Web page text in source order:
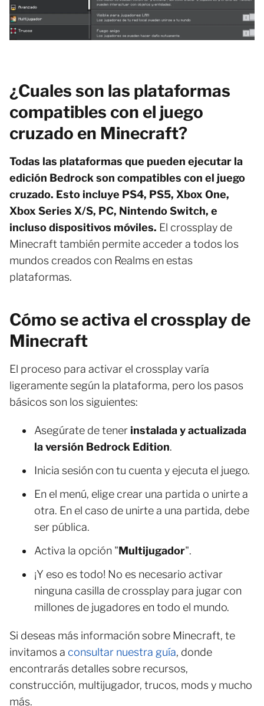
¿Cuales son las plataformas
compatibles con el juego
cruzado en Minecraft?
Todas las plataformas que pueden ejecutar la
edición Bedrock son compatibles con el juego
cruzado. Esto incluye PS4, PS5, Xbox One,
Xbox Series X/S, PC, Nintendo Switch, e
incluso dispositivos móviles. El crossplay de
Minecraft también permite acceder a todos los
mundos creados con Realms en estas
plataformas.
Cómo se activa el crossplay de
Minecraft
El proceso para activar el crossplay varía
ligeramente según la plataforma, pero los pasos
básicos son los siguientes:
Asegúrate de tener instalada y actualizada
la versión Bedrock Edition.
Inicia sesión con tu cuenta y ejecuta el juego.
En el menú, elige crear una partida o unirte a
otra. En el caso de unirte a una partida, debe
ser pública.
Activa la opción "Multijugador".
¡Y eso es todo! No es necesario activar
ninguna casilla de crossplay para jugar con
millones de jugadores en todo el mundo.
Si deseas más información sobre Minecraft, te
invitamos a consultar nuestra guía, donde
encontrarás detalles sobre recursos,
construcción, multijugador, trucos, mods y mucho
más.